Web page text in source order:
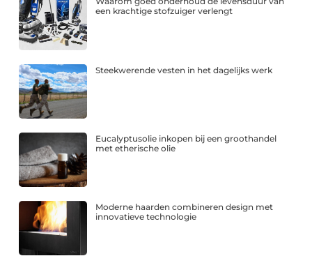
een krachtige stofzuiger verlengt
Steekwerende vesten in het dagelijks werk
Eucalyptusolie inkopen bij een groothandel
met etherische olie
Moderne haarden combineren design met
innovatieve technologie